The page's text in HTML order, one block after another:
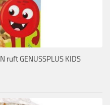
ruft GENUSSPLUS KIDS